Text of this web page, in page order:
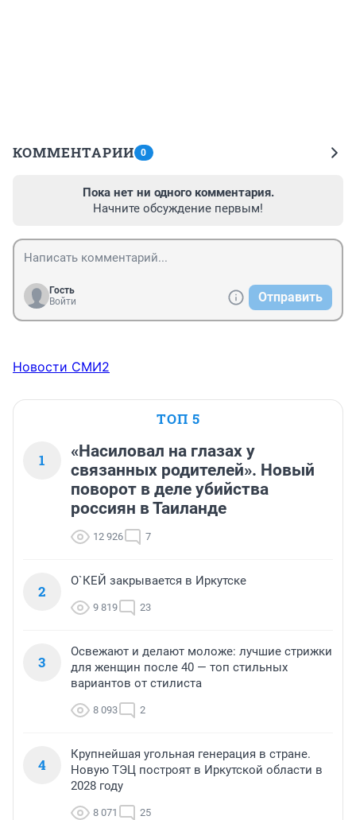
КОММЕНТАРИИ 0
Пока нет ни одного комментария.
Начните обсуждение первым!
Гость
Войти
Отправить
Новости СМИ2
ТОП 5
1
«Насиловал на глазах у
связанных родителей». Новый
поворот в деле убийства
россиян в Таиланде
12 926 7
2
О`КЕЙ закрывается в Иркутске
9 819 23
3
Освежают и делают моложе: лучшие стрижки
для женщин после 40 — топ стильных
вариантов от стилиста
8 093 2
4
Крупнейшая угольная генерация в стране.
Новую ТЭЦ построят в Иркутской области в
2028 году
8 071 25